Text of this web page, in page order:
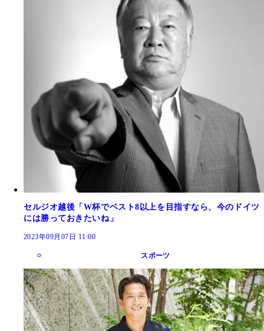
セルジオ越後「W杯でベスト8以上を目指すなら、今のドイツ
には勝っておきたいね」
2023年09月07日 11:00
スポーツ